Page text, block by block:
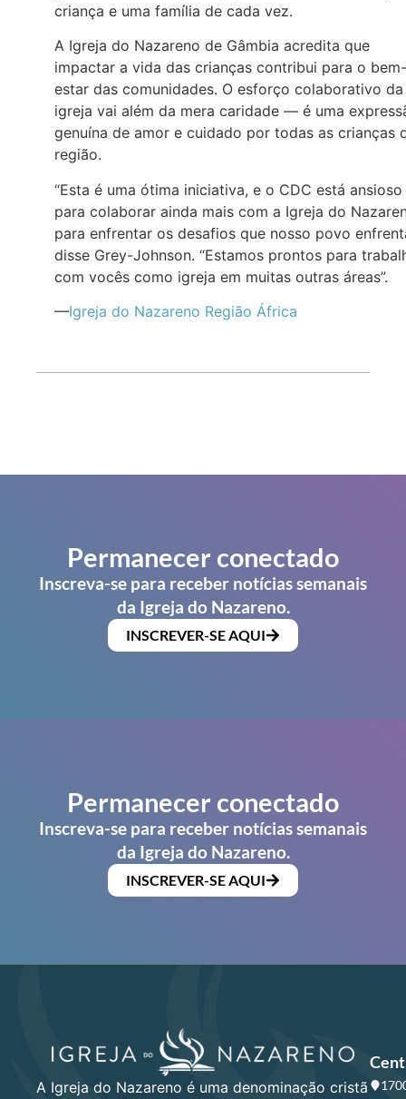
criança e uma família de cada vez.
A Igreja do Nazareno de Gâmbia acredita que
impactar a vida das crianças contribui para o bem-
estar das comunidades. O esforço colaborativo da
igreja vai além da mera caridade — é uma
genuína de amor e cuidado por todas as crianças
região.
“Esta é uma ótima iniciativa, e o CDC está ansioso
para colaborar ainda mais com a Igreja do
para enfrentar os desafios que nosso povo
disse Grey-Johnson. “Estamos prontos para
com vocês como igreja em muitas outras áreas”.
—Igreja do Nazareno Região África
Permanecer conectado
Inscreva-se para receber notícias semanais
da Igreja do Nazareno.
INSCREVER-SE AQUI
Permanecer conectado
Inscreva-se para receber notícias semanais
da Igreja do Nazareno.
INSCREVER-SE AQUI
A Igreja do Nazareno é uma denominação cristã